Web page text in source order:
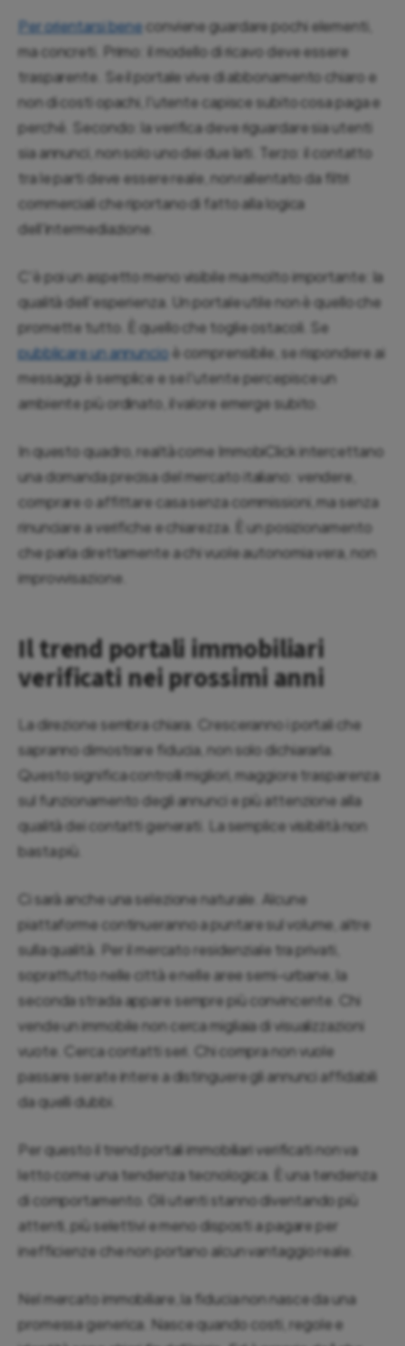
Per orientarsi beneconviene guardare pochi elementi,
ma concreti. Primo: il modello di ricavo deve essere
trasparente. Se il portale vive di abbonamento chiaro e
non di costi opachi, l'utente capisce subito cosa paga e
perché. Secondo: la verifica deve riguardare sia utenti
sia annunci, non solo uno dei due lati. Terzo: il contatto
tra le parti deve essere reale, non rallentato da filtri
commerciali che riportano di fatto alla logica
dell'intermediazione.
C'è poi un aspetto meno visibile ma molto importante: la
qualità dell'esperienza. Un portale utile non è quello che
promette tutto. È quello che toglie ostacoli. Se
pubblicare un annuncioè comprensibile, se rispondere ai
messaggi è semplice e se l'utente percepisce un
ambiente più ordinato, il valore emerge subito.
In questo quadro, realtà come ImmobiClick intercettano
una domanda precisa del mercato italiano: vendere,
comprare o affittare casa senza commissioni, ma senza
rinunciare a verifiche e chiarezza. È un posizionamento
che parla direttamente a chi vuole autonomia vera, non
improvvisazione.
Il trend portali immobiliari
verificati nei prossimi anni
La direzione sembra chiara. Cresceranno i portali che
sapranno dimostrare fiducia, non solo dichiararla.
Questo significa controlli migliori, maggiore trasparenza
sul funzionamento degli annunci e più attenzione alla
qualità dei contatti generati. La semplice visibilità non
basta più.
Ci sarà anche una selezione naturale. Alcune
piattaforme continueranno a puntare sul volume, altre
sulla qualità. Per il mercato residenziale tra privati,
soprattutto nelle città e nelle aree semi-urbane, la
seconda strada appare sempre più convincente. Chi
vende un immobile non cerca migliaia di visualizzazioni
vuote. Cerca contatti seri. Chi compra non vuole
passare serate intere a distinguere gli annunci affidabili
da quelli dubbi.
Per questo il trend portali immobiliari verificati non va
letto come una tendenza tecnologica. È una tendenza
di comportamento. Gli utenti stanno diventando più
attenti, più selettivi e meno disposti a pagare per
inefficienze che non portano alcun vantaggio reale.
Nel mercato immobiliare, la fiducia non nasce da una
promessa generica. Nasce quando costi, regole e